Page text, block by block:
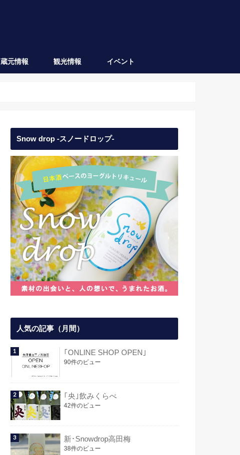
蔵元情報 観光情報 イベント
Snow drop -スノードロップ-
人気の記事（月間）
｢ONLINE SHOP OPEN｣
90件のビュー
｢央｣飲みくらべ
42件のビュー
新･Snowdrop高田梅
38件のビュー